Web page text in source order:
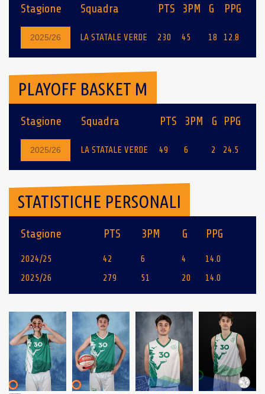
Stagione Squadra PTS 3PM G PPG
2025/26 LA STATALE VERDE 230 45 18 12.8
PLAYOFF BASKET M
Stagione Squadra PTS 3PM G PPG
2025/26 LA STATALE VERDE 49 6 2 24.5
STATISTICHE PERSONALI
Stagione PTS 3PM G PPG
2024/25 42 6 4
14.0
2025/26
279 51 20 14.0